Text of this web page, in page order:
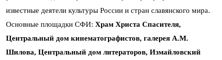
известные деятели культуры России и стран славянского мира.
Основные площадки СФИ: Храм Христа Спасителя,
Центральный дом кинематографистов, галерея А.М.
Шилова, Центральный дом литераторов, Измайловский